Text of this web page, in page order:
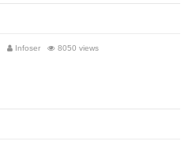
Infoser 8050 views